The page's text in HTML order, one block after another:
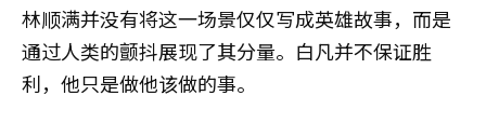
林顺满并没有将这一场景仅仅写成英雄故事，而是
通过人类的颤抖展现了其分量。白凡并不保证胜
利，他只是做他该做的事。